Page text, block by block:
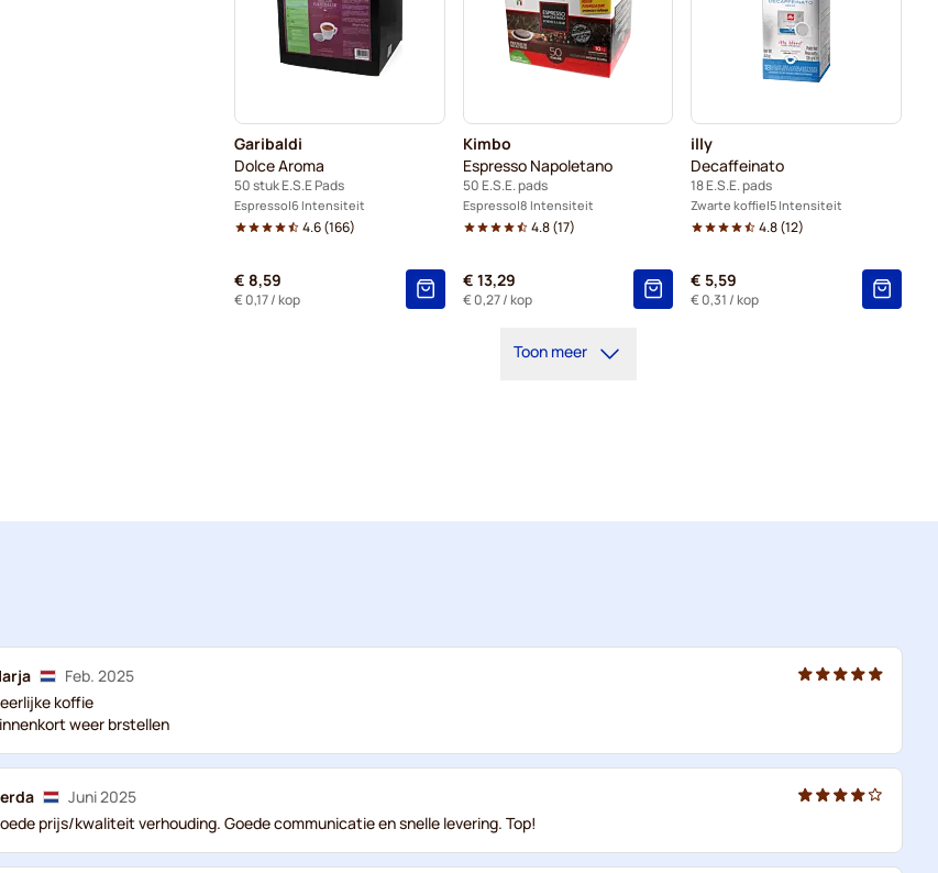
Garibaldi
Dolce Aroma
50 stuk E.S.E Pads
Espresso 6 Intensiteit
4.6(166)
€ 8,59
€ 0,17/ kop
Kimbo
Espresso Napoletano
50 E.S.E. pads
Espresso 8 Intensiteit
4.8(17)
€ 13,29
€ 0,27/ kop
illy
Decaffeinato
18 E.S.E. pads
Zwarte koffie 5 Intensiteit
4.8(12)
€ 5,59
€ 0,31 / kop
Toon meer
Feb. 2025
koffie
weer brstellen
Juni 2025
prijs/kwaliteit verhouding. Goede communicatie en snelle levering. Top!